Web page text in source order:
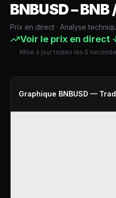
BNBUSD–BNB
Prix en direct · Analyse
Voir le prix en direct
Mise à jour toutes les 5
Graphique BNBUSD —